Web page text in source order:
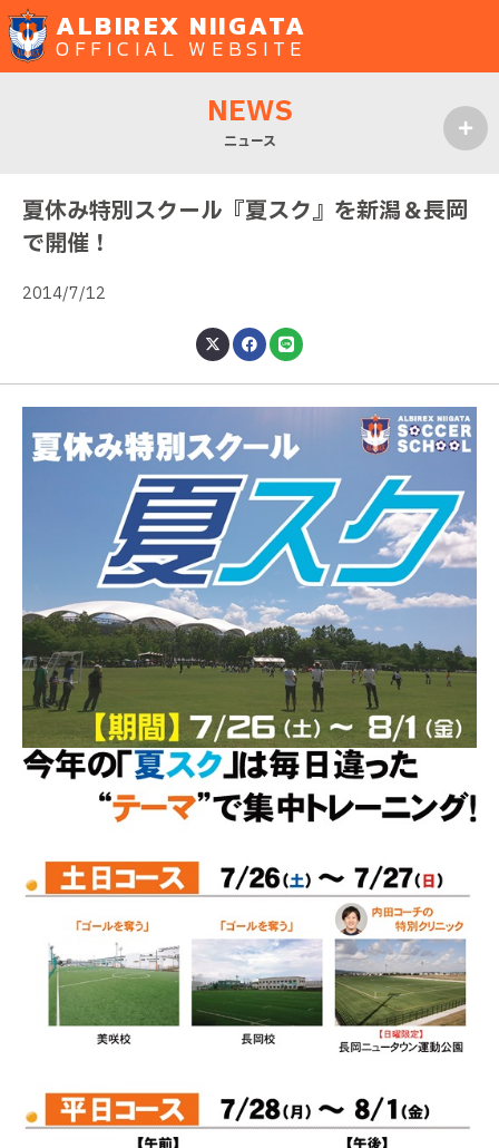
ALBIREX NIIGATA
OFFICIAL WEBSITE
NEWS
ニュース
夏休み特別スクール『夏スク』を新潟＆長岡
で開催！
2014/7/12